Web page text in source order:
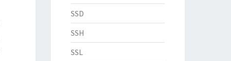
SSD
SSH
SSL